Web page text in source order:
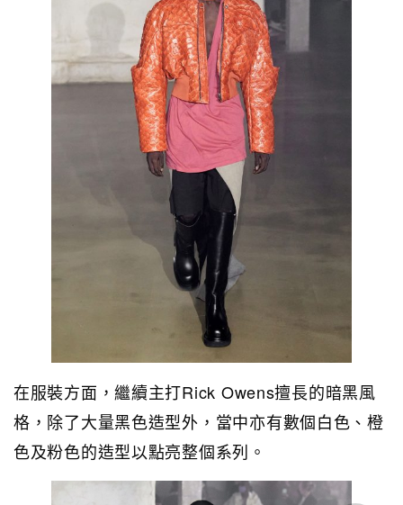
在服裝方面，繼續主打Rick Owens擅長的暗黑風
格，除了大量黑色造型外，當中亦有數個白色、橙
色及粉色的造型以點亮整個系列。